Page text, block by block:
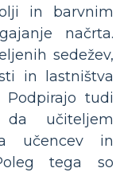
in barvnim
načrta.
sedežev,
in lastništva
Podpirajo tudi
učiteljem
učencev in
tega so